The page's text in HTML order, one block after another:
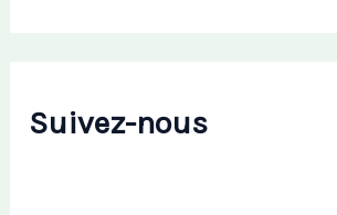
Suivez-nous